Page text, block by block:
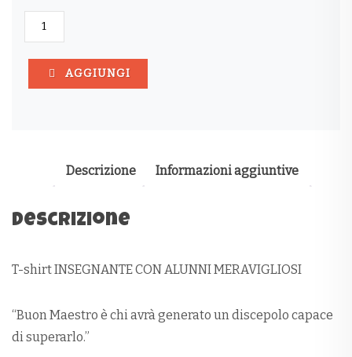
SHIRT
CON
ALUNNI
MERAVIGLIOSI
AGGIUNGI
Descrizione Informazioni aggiuntive
Descrizione
T-shirt INSEGNANTE CON ALUNNI MERAVIGLIOSI
“Buon Maestro è chi avrà generato un discepolo capace
di superarlo.”